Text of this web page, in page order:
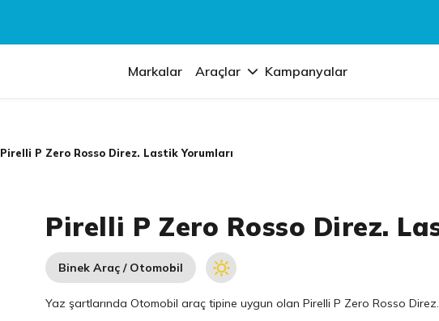
Markalar Araçlar Kampanyalar
Pirelli P Zero Rosso Direz. Lastik Yorumları
Pirelli P Zero Rosso Direz.
Binek Araç / Otomobil
Yaz şartlarında Otomobil araç tipine uygun olanPirelli P Zero Rosso